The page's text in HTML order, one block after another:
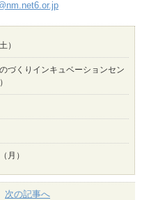
）
づくりインキュベーションセン
月）
次の記事へ